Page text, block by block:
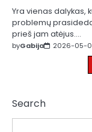
Yra vienas dalykas,
problemų
prieš jam atėjus.…
byGabija 2026-05-
Search